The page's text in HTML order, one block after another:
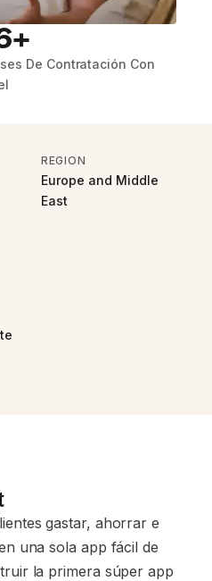
De Contratación Con
REGION
Europe and Middle
East
gastar, ahorrar e
una sola app fácil de
la primera súper app